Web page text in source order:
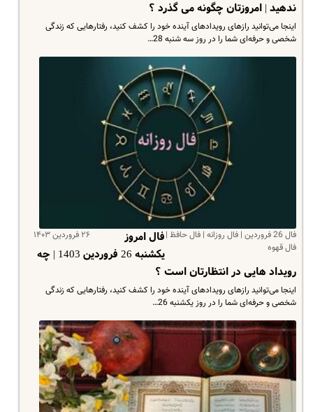
ندهید |‌ امروزتان چگونه می گذرد ؟
اینجا می‌توانید رازهای رویدادهای آینده خود را کشف کنید، رفتارهایی که زندگی
شخصی و حرفه‌ای شما را در روز سه شنبه 28…
فال 26 فروردین | فال روزانه | فال حافظ |
فال قهوه
۲۶ فروردین ۱۴۰۳
فال امروز
یکشنبه 26 فروردین 1403 | چه
رویداد هایی در انتظارتان است ؟
اینجا می‌توانید رازهای رویدادهای آینده خود را کشف کنید، رفتارهایی که زندگی
شخصی و حرفه‌ای شما را در روز یکشنبه 26…